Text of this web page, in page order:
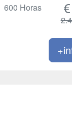
600 Horas